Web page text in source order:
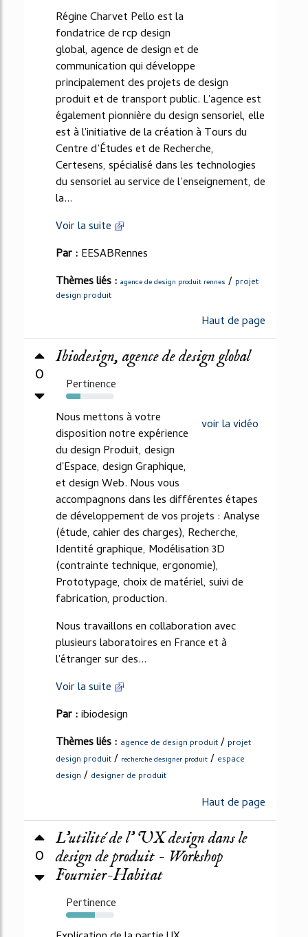
Régine Charvet Pello est la
fondatrice de rcp design
global, agence de design et de
communication qui développe
principalement des projets de design
produit et de transport public. L'agence est
également pionnière du design sensoriel, elle
est à l'initiative de la création à Tours du
Centre d’Études et de Recherche,
Certesens, spécialisé dans les technologies
du sensoriel au service de l’enseignement, de
la...
Voir la suite
Par : EESABRennes
Thèmes liés : agence de design produit rennes / projet
design produit
Haut de page
0
Ibiodesign, agence de design global
Pertinence
30%
voir la vidéo
Nous mettons à votre
disposition notre expérience
du design Produit, design
d'Espace, design Graphique,
et design Web. Nous vous
accompagnons dans les différentes étapes
de développement de vos projets : Analyse
(étude, cahier des charges), Recherche,
Identité graphique, Modélisation 3D
(contrainte technique, ergonomie),
Prototypage, choix de matériel, suivi de
fabrication, production.
Nous travaillons en collaboration avec
plusieurs laboratoires en France et à
l'étranger sur des...
Voir la suite
Par :ibiodesign
Thèmes liés : agence de design produit / projet
design produit / recherche designer produit / espace
design / designer de produit
Haut de page
0
L'utilité de l' UX design dans le
design de produit - Workshop
Fournier-Habitat
Pertinence
60%